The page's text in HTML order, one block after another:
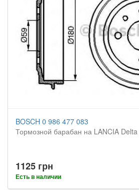
BOSCH 0 986 477 083
Тормозной барабан на LANCIA Delta
1125 грн
Есть в наличии